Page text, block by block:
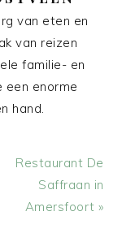
van eten en
van reizen
familie- en
een enorme
hand.
Volgend
bericht:
Restaurant De
Saffraan in
Amersfoort »